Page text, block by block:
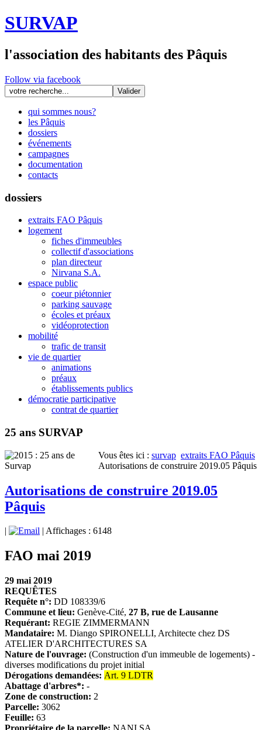
SURVAP
l'association des habitants des Pâquis
Follow via facebook
qui sommes nous?
les Pâquis
dossiers
événements
campagnes
documentation
contacts
dossiers
extraits FAO Pâquis
logement
fiches d'immeubles
collectif d'associations
plan directeur
Nirvana S.A.
espace public
coeur piétonnier
parking sauvage
écoles et préaux
vidéoprotection
mobilité
trafic de transit
vie de quartier
animations
préaux
établissements publics
démocratie participative
contrat de quartier
25 ans SURVAP
Vous êtes ici : survap extraits FAO Pâquis
Autorisations de construire 2019.05 Pâquis
Autorisations de construire 2019.05
Pâquis
| Affichages : 6148
FAO mai 2019
29 mai 2019
REQUÊTES
Requête n°: DD 108339/6
Commune et lieu: Genève-Cité, 27 B, rue de Lausanne
Requérant: REGIE ZIMMERMANN
Mandataire: M. Diango SPIRONELLI, Architecte chez DS
ATELIER D'ARCHITECTURES SA
Nature de l'ouvrage: (Construction d'un immeuble de logements) -
diverses modifications du projet initial
Dérogations demandées: Art. 9 LDTR
Abattage d'arbres*: -
Zone de construction: 2
Parcelle: 3062
Feuille: 63